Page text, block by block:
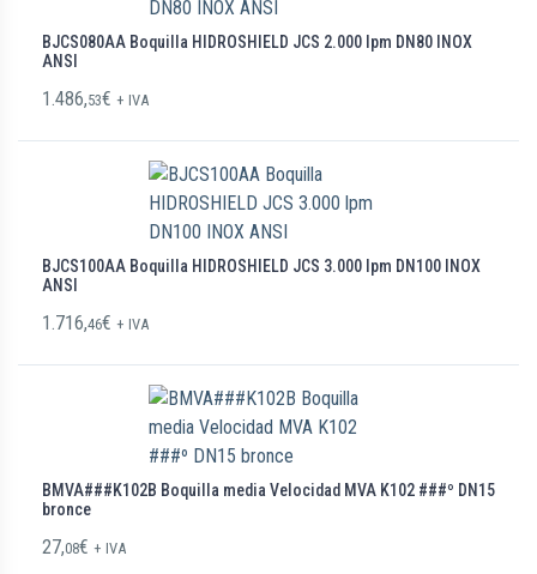
BJCS080AA Boquilla HIDROSHIELD JCS 2.000 lpm DN80 INOX
ANSI
1.486,53€ + IVA
BJCS100AA Boquilla HIDROSHIELD JCS 3.000 lpm DN100 INOX
ANSI
1.716,46€ + IVA
BMVA###K102B Boquilla media Velocidad MVA K102 ###º DN15
bronce
27,08€ + IVA